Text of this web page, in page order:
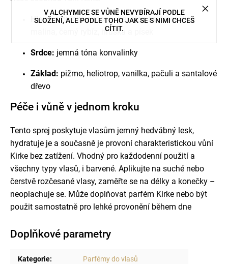
V ALCHYMICE SE VŮNĚ NEVYBÍRAJÍ PODLE
SLOŽENÍ, ALE PODLE TOHO JAK SE S NIMI CHCEŠ
CÍTIT.
Hlava:tropické ovoce – passion fruit, broskev,
malina, černý rybíz, hruška a písek
Srdce: jemná tóna konvalinky
Základ: pižmo, heliotrop, vanilka, pačuli a santalové
dřevo
Péče i vůně v jednom kroku
Tento sprej poskytuje vlasům jemný hedvábný lesk,
hydratuje je a současně je provoní charakteristickou vůní
Kirke bez zatížení. Vhodný pro každodenní použití a
všechny typy vlasů, i barvené. Aplikujte na suché nebo
čerstvě rozčesané vlasy, zaměřte se na délky a konečky –
neoplachuje se. Může doplňovat parfém Kirke nebo být
použit samostatně pro lehké provonění během dne
Doplňkové parametry
Kategorie: Parfémy do vlasů